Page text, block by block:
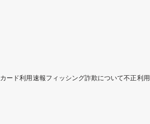
カード利用速報フィッシング詐欺について不正利